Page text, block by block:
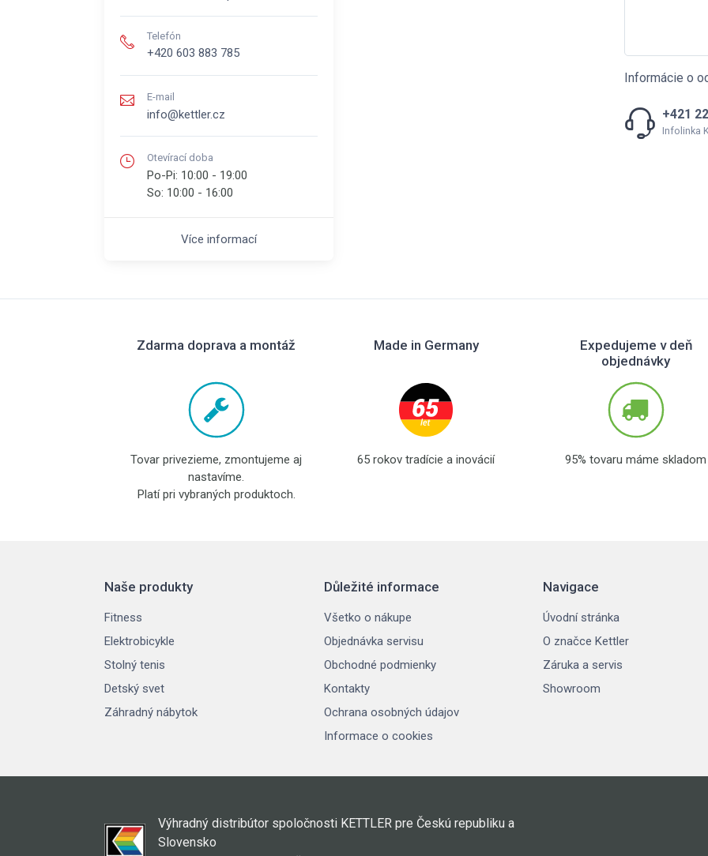
Telefón
+420 603 883 785
E-mail
info@kettler.cz
Otevírací doba
Po-Pi: 10:00 - 19:00
So: 10:00 - 16:00
Více informací
Informácie o
+421
Infolinka
Zdarma doprava a montáž
Tovar privezieme, zmontujeme aj
nastavíme.
Platí pri vybraných produktoch.
Made in Germany
65 rokov tradície a inovácií
Expedujeme v deň
objednávky
95% tovaru máme skladom
Naše produkty
Fitness
Elektrobicykle
Stolný tenis
Detský svet
Záhradný nábytok
Důležité informace
Všetko o nákupe
Objednávka servisu
Obchodné podmienky
Kontakty
Ochrana osobných údajov
Informace o cookies
Navigace
Úvodní stránka
O značce Kettler
Záruka a servis
Showroom
Výhradný distribútor spoločnosti KETTLER pre Českú republiku a
Slovensko